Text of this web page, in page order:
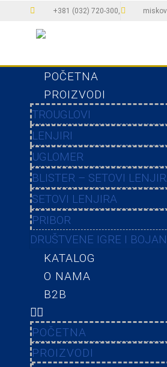
+381 (032) 720-300,
POČETNA
PROIZVODI
TROUGLOVI
LENJIRI
UGLOMER
BLISTER – SETOVI
SETOVI LENJIRA
PRIBOR
DRUŠTVENE IGRE I
KATALOG
O NAMA
B2B
POČETNA
PROIZVODI